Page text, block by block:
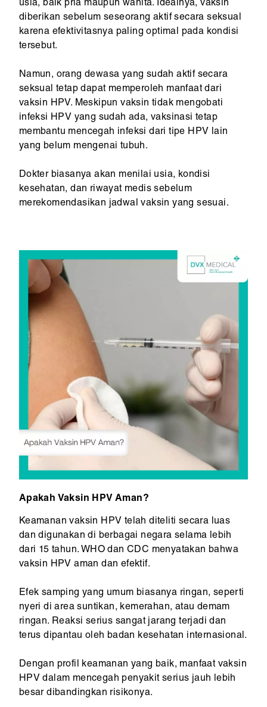
usia, baik pria maupun wanita. Idealnya, vaksin
diberikan sebelum seseorang aktif secara seksual
karena efektivitasnya paling optimal pada kondisi
tersebut.
Namun, orang dewasa yang sudah aktif secara
seksual tetap dapat memperoleh manfaat dari
vaksin HPV. Meskipun vaksin tidak mengobati
infeksi HPV yang sudah ada, vaksinasi tetap
membantu mencegah infeksi dari tipe HPV lain
yang belum mengenai tubuh.
Dokter biasanya akan menilai usia, kondisi
kesehatan, dan riwayat medis sebelum
merekomendasikan jadwal vaksin yang sesuai.
Apakah Vaksin HPV Aman?
Keamanan vaksin HPV telah diteliti secara luas
dan digunakan di berbagai negara selama lebih
dari 15 tahun. WHO dan CDC menyatakan bahwa
vaksin HPV aman dan efektif.
Efek samping yang umum biasanya ringan, seperti
nyeri di area suntikan, kemerahan, atau demam
ringan. Reaksi serius sangat jarang terjadi dan
terus dipantau oleh badan kesehatan internasional.
Dengan profil keamanan yang baik, manfaat vaksin
HPV dalam mencegah penyakit serius jauh lebih
besar dibandingkan risikonya.